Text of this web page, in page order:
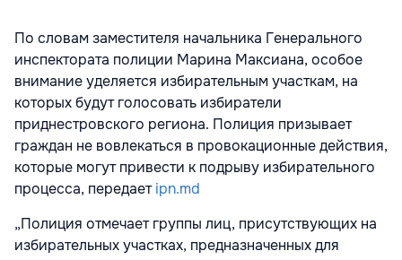
По словам заместителя начальника Генерального
инспектората полиции Марина Максиана, особое
внимание уделяется избирательным участкам, на
которых будут голосовать избиратели
приднестровского региона. Полиция призывает
граждан не вовлекаться в провокационные действия,
которые могут привести к подрыву избирательного
процесса, передаетipn.md
„Полиция отмечает группы лиц, присутствующих на
избирательных участках, предназначенных для